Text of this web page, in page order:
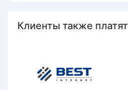
Клиенты также платят